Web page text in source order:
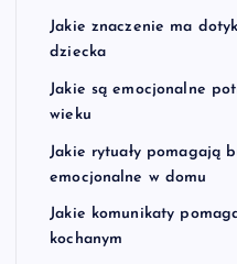
Jakie znaczenie ma
dziecka
Jakie są emocjonalne
wieku
Jakie rytuały pomagają
emocjonalne w domu
Jakie komunikaty
kochanym